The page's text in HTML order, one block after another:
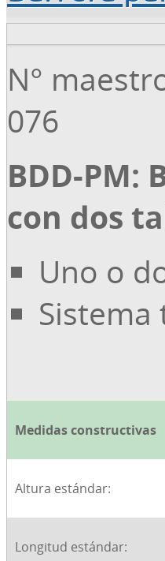
N°
076
BDD-PM:
con dos
Uno o
Medidas constructivas
Altura estándar:
Longitud estándar: